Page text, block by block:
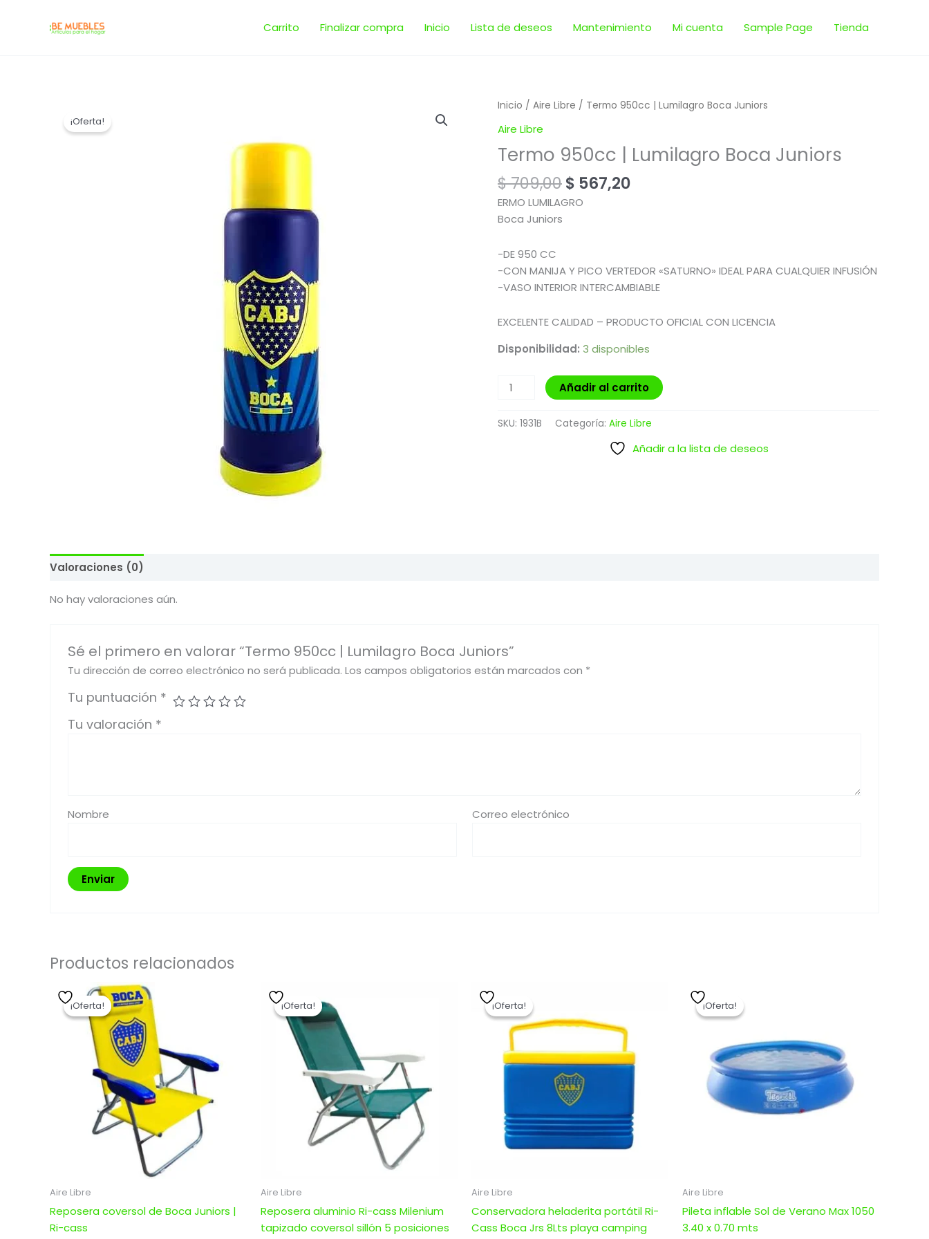
Carrito Finalizar compra Inicio Lista de deseos Mantenimiento Mi cuenta Sample Page Tienda
¡Oferta!
Inicio / Aire Libre / Termo 950cc | Lumilagro Boca Juniors
Aire Libre
Termo 950cc | Lumilagro Boca Juniors
$709,00
El
era:
$ 709,00.
$ 567,20
El
es:
$ 567,20.
ERMO LUMILAGRO
Boca Juniors
-DE 950 CC
-CON MANIJA Y PICO VERTEDOR «SATURNO» IDEAL PARA CUALQUIER INFUSIÓN
-VASO INTERIOR INTERCAMBIABLE
EXCELENTE CALIDAD – PRODUCTO OFICIAL CON LICENCIA
Disponibilidad: 3 disponibles
Termo
Lumilagro
Juniors
cantidad
Añadir al carrito
SKU: 1931B Categoría: Aire Libre
Añadir a la lista de deseos
Valoraciones (0)
No hay valoraciones aún.
Sé el primero en valorar “Termo 950cc | Lumilagro Boca Juniors”
Tu dirección de correo electrónico no será publicada. Los campos obligatorios están marcados con *
Tu puntuación *
Tu valoración *
Nombre Correo electrónico
Productos relacionados
¡Oferta!
¡Oferta!
Aire Libre
Reposera coversol de Boca Juniors |
Ri-cass
El
precio
original
era:
$ 4.044,00.
precio
actual
es:
$ 3.235,20.
¡Oferta!
¡Oferta!
Aire Libre
Reposera aluminio Ri-cass Milenium
tapizado coversol sillón 5 posiciones
precio
original
era:
$ 3.420,00.
¡Oferta!
¡Oferta!
Aire Libre
Conservadora heladerita portátil Ri-
Cass Boca Jrs 8Lts playa camping
original
era:
$ 1.030,00.
es:
$ 824,00.
¡Oferta!
¡Oferta!
Aire Libre
Pileta inflable Sol de Verano Max 1050
3.40 x 0.70 mts
original
era: